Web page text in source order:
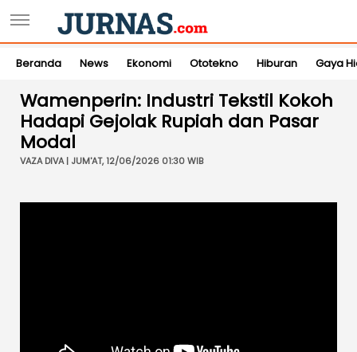
Beranda News Ekonomi Ototekno Hiburan Gaya
Wamenperin: Industri Tekstil Kokoh
Hadapi Gejolak Rupiah dan Pasar
Modal
VAZA DIVA | JUM'AT, 12/06/2026 01:30 WIB